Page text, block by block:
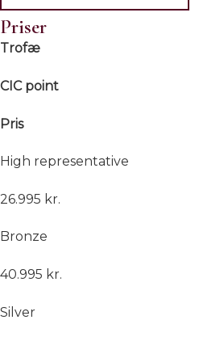
Priser
Trofæ
CIC point
Pris
High representative
26.995 kr.
Bronze
40.995 kr.
Silver